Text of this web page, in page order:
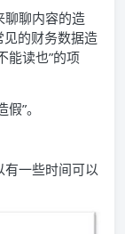
聊内容的造
的财务数据造
能读也”的项
”。
一些时间可以